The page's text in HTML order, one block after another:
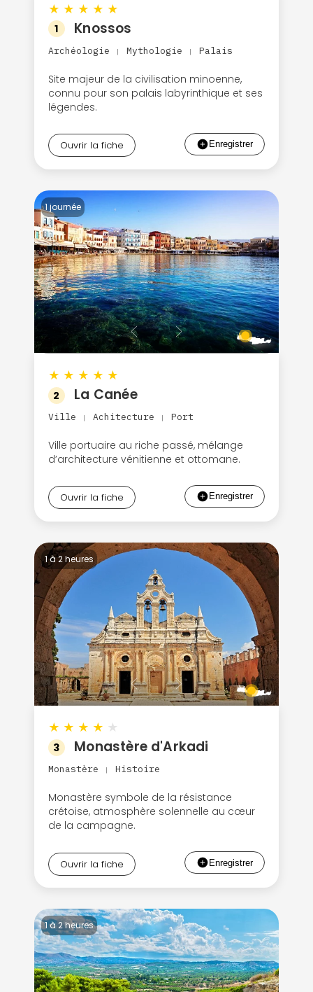
★ ★ ★ ★ ★
1 Knossos
Archéologie | Mythologie | Palais
Site majeur de la civilisation minoenne,
connu pour son palais labyrinthique et ses
légendes.
Ouvrir la fiche
1 journée
★ ★ ★ ★ ★
2 La Canée
Ville | Achitecture | Port
Ville portuaire au riche passé, mélange
d’architecture vénitienne et ottomane.
Ouvrir la fiche
1 à 2 heures
★ ★ ★ ★ ★
3 Monastère d'Arkadi
Monastère | Histoire
Monastère symbole de la résistance
crétoise, atmosphère solennelle au cœur
de la campagne.
Ouvrir la fiche
1 à 2 heures